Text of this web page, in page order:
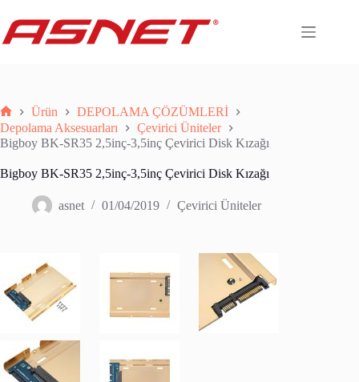
content
Anasayfa
Ürün
DEPOLAMA ÇÖZÜMLERİ
Depolama Aksesuarları
Çevirici Üniteler
Bigboy BK-SR35 2,5inç-3,5inç Çevirici Disk Kızağı
Bigboy BK-SR35 2,5inç-3,5inç Çevirici Disk Kızağı
asnet 01/04/2019 Çevirici Üniteler